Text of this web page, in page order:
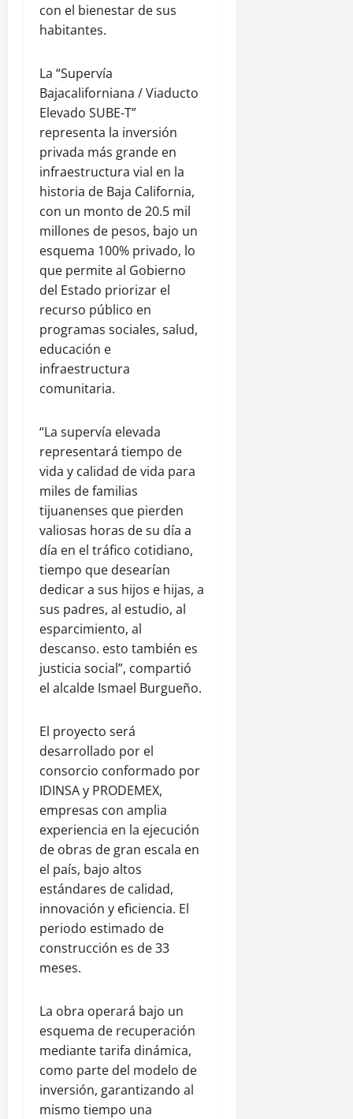
con el bienestar de sus
habitantes.
La “Supervía
Bajacaliforniana / Viaducto
Elevado SUBE-T”
representa la inversión
privada más grande en
infraestructura vial en la
historia de Baja California,
con un monto de 20.5 mil
millones de pesos, bajo un
esquema 100% privado, lo
que permite al Gobierno
del Estado priorizar el
recurso público en
programas sociales, salud,
educación e
infraestructura
comunitaria.
“La supervía elevada
representará tiempo de
vida y calidad de vida para
miles de familias
tijuanenses que pierden
valiosas horas de su día a
día en el tráfico cotidiano,
tiempo que desearían
dedicar a sus hijos e hijas, a
sus padres, al estudio, al
esparcimiento, al
descanso. esto también es
justicia social”, compartió
el alcalde Ismael Burgueño.
El proyecto será
desarrollado por el
consorcio conformado por
IDINSA y PRODEMEX,
empresas con amplia
experiencia en la ejecución
de obras de gran escala en
el país, bajo altos
estándares de calidad,
innovación y eficiencia. El
periodo estimado de
construcción es de 33
meses.
La obra operará bajo un
esquema de recuperación
mediante tarifa dinámica,
como parte del modelo de
inversión, garantizando al
mismo tiempo una